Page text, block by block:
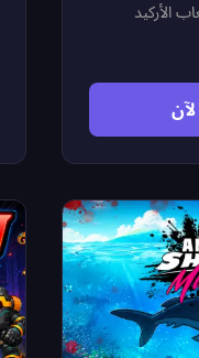
الأركيد
عن القوة
الهادئة إلى
مهمتك
فخسارة
هل أنت
الأقوياء وتخليد